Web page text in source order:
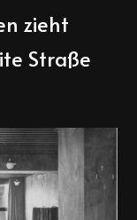
zieht
Straße